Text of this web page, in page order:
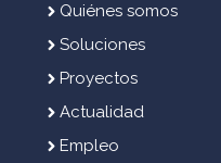
Quiénes somos
Soluciones
Proyectos
Actualidad
Empleo